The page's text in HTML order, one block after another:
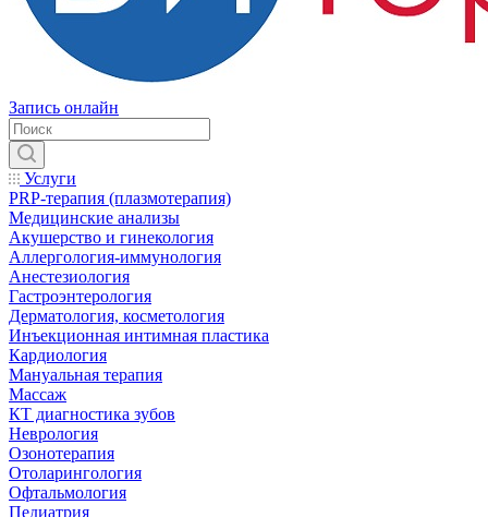
Запись онлайн
Услуги
PRP-терапия (плазмотерапия)
Медицинские анализы
Акушерство и гинекология
Аллергология-иммунология
Анестезиология
Гастроэнтерология
Дерматология, косметология
Инъекционная интимная пластика
Кардиология
Мануальная терапия
Массаж
КТ диагностика зубов
Неврология
Озонотерапия
Отоларингология
Офтальмология
Педиатрия